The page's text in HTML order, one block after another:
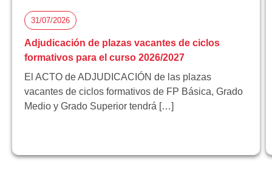
31/07/2026
Adjudicación de plazas vacantes de ciclos
formativos para el curso 2026/2027
El ACTO de ADJUDICACIÓN de las plazas
vacantes de ciclos formativos de FP Básica, Grado
Medio y Grado Superior tendrá […]